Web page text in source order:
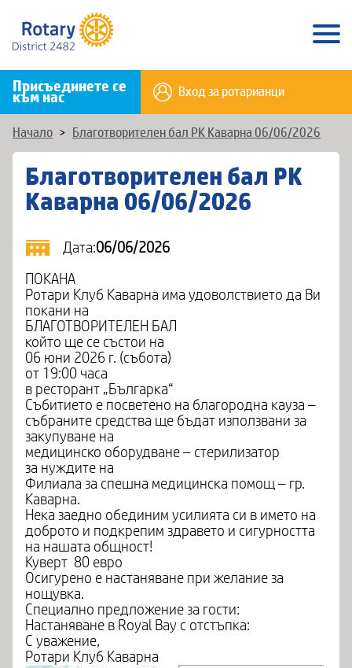
Присъединете се
към нас Вход за ротарианци
Начало > Благотворителен бал РК Каварна 06/06/2026
Благотворителен бал РК
Каварна 06/06/2026
Дата:06/06/2026
ПОКАНА
Ротари Клуб Каварна има удоволствието да Ви
покани на
БЛАГОТВОРИТЕЛЕН БАЛ
който ще се състои на
06 юни 2026 г. (събота)
от 19:00 часа
в ресторант „Българка“
Събитието е посветено на благородна кауза –
събраните средства ще бъдат използвани за
закупуване на
медицинско оборудване – стерилизатор
за нуждите на
Филиала за спешна медицинска помощ – гр.
Каварна.
Нека заедно обединим усилията си в името на
доброто и подкрепим здравето и сигурността
на нашата общност!
Куверт 80 евро
Осигурено е настаняване при желание за
нощувка.
Специално предложение за гости:
Настаняване в Royal Bay с отстъпка:
С уважение,
Ротари Клуб Каварна